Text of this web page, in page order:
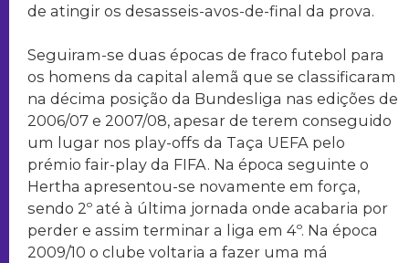
de atingir os desasseis-avos-de-final da prova.
Seguiram-se duas épocas de fraco futebol para
os homens da capital alemã que se classificaram
na décima posição da Bundesliga nas edições de
2006/07 e 2007/08, apesar de terem conseguido
um lugar nos play-offs da Taça UEFA pelo
prémio fair-play da FIFA. Na época seguinte o
Hertha apresentou-se novamente em força,
sendo 2º até à última jornada onde acabaria por
perder e assim terminar a liga em 4º. Na época
2009/10 o clube voltaria a fazer uma má